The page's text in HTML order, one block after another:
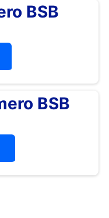
BSB
BSB